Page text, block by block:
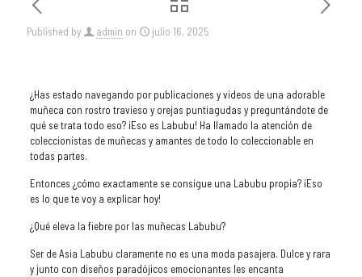
Published by admin on julio 16, 2025
¿Has estado navegando por publicaciones y videos de una adorable
muñeca con rostro travieso y orejas puntiagudas y preguntándote de
qué se trata todo eso? ¡Eso es Labubu! Ha llamado la atención de
coleccionistas de muñecas y amantes de todo lo coleccionable en
todas partes.
Entonces ¿cómo exactamente se consigue una Labubu propia? ¡Eso
es lo que te voy a explicar hoy!
¿Qué eleva la fiebre por las muñecas Labubu?
Ser de Asia Labubu claramente no es una moda pasajera. Dulce y rara
y junto con diseños paradójicos emocionantes les encanta